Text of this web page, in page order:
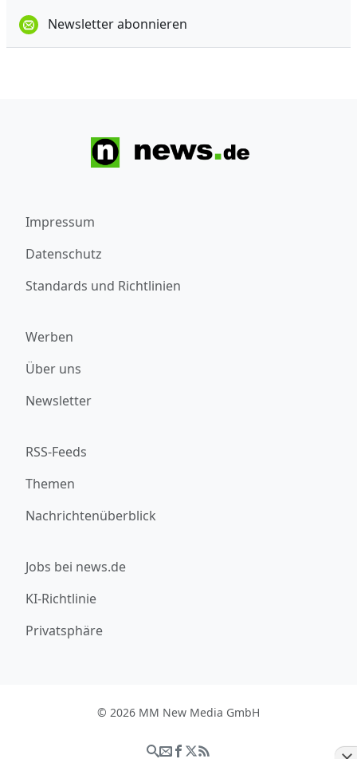
Newsletter abonnieren
Impressum
Datenschutz
Standards und Richtlinien
Werben
Über uns
Newsletter
RSS-Feeds
Themen
Nachrichtenüberblick
Jobs bei news.de
KI-Richtlinie
Privatsphäre
© 2026 MM New Media GmbH